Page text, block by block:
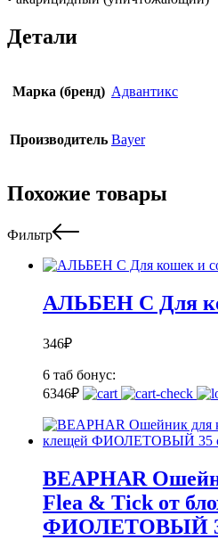
Детали
Марка (бренд) Адвантикс
Производитель Bayer
Похожие товары
Фильтр
АЛЬБЕН С Для
346₽
6 таб бонус:
6346₽
BEAPHAR
Flea & Tick от
ФИОЛЕТОВЫЙ